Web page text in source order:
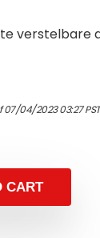
verstelbare
04/2023 03:27
CART